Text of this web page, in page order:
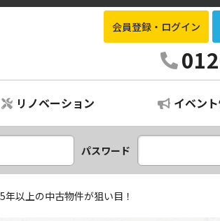
会員登録・ログイン
リノベーション イベン
パスワード
年以上の中古物件が狙い目！